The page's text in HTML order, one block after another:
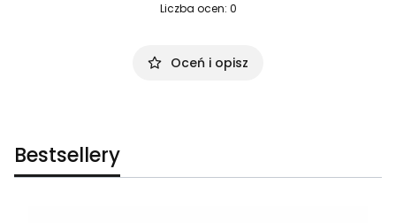
Liczba ocen: 0
Oceń i opisz
Bestsellery